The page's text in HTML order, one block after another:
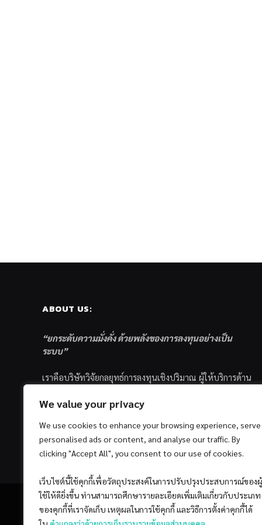
We value your privacy
We use cookies to enhance your browsing experience, serve
personalised ads or content, and analyse our traffic. By
clicking "Accept All", you consent to our use of cookies.
เว็บไซต์นี้ใช้คุกกี้เพื่อวัตถุประสงค์ในการปรับปรุงประสบการณ์ของผู้
ใช้ให้ดียิ่งขึ้น ท่านสามารถศึกษารายละเอียดเพิ่มเติมเกี่ยวกับประเภท
ของคุกกี้ที่เราจัดเก็บ เหตุผลในการใช้คุกกี้ และวิธีการตั้งค่าคุกกี้ได้
ABOUT US:
“ยกระดับความมั่งคั่ง ด้วยพลังของการลงทุนอย่างเป็น
ระบบ”
เราคือบริษัทวิจัยกลยุทธ์การลงทุนเชิงปริมาณ ผู้ให้บริการด้าน
ส่วนบุคคล ซึ่งมีเป้าหมายที่จะช่วยเหลือให้นักลงทุนไทย
ด้วยแนวคิดและกระบวนการลงทุนอย่างเป็นระบบแบบ
Quantitative & Systematic Investing